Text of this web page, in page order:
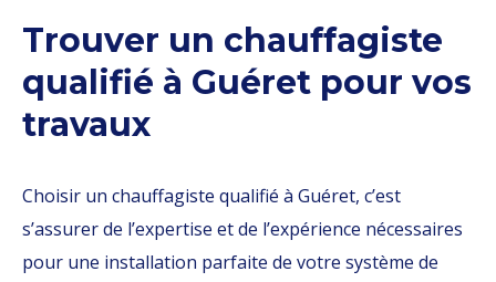
Trouver un chauffagiste
qualifié à Guéret pour vos
travaux
Choisir un chauffagiste qualifié à Guéret, c’est
s’assurer de l’expertise et de l’expérience nécessaires
pour une installation parfaite de votre système de